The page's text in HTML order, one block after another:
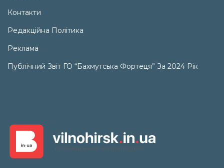
Контакти
Редакційна Політика
Реклама
Публічний Звіт ГО “Бахмутська Фортеця” За 2024 Рік